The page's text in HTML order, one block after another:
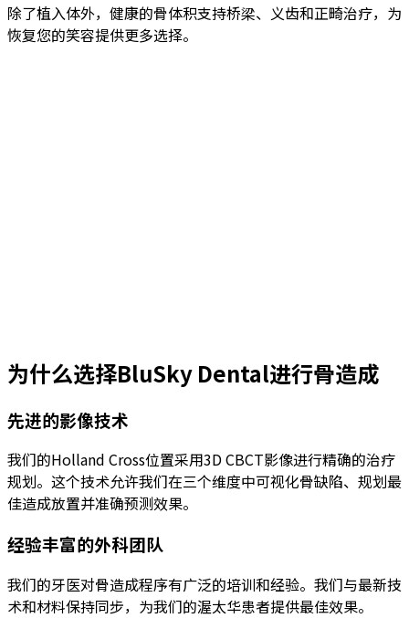
除了植入体外，健康的骨体积支持桥梁、义齿和正畸治疗，为
恢复您的笑容提供更多选择。
为什么选择BluSky Dental进行骨造成
先进的影像技术
我们的Holland Cross位置采用3D CBCT影像进行精确的治疗
规划。这个技术允许我们在三个维度中可视化骨缺陷、规划最
佳造成放置并准确预测效果。
经验丰富的外科团队
我们的牙医对骨造成程序有广泛的培训和经验。我们与最新技
术和材料保持同步，为我们的渥太华患者提供最佳效果。